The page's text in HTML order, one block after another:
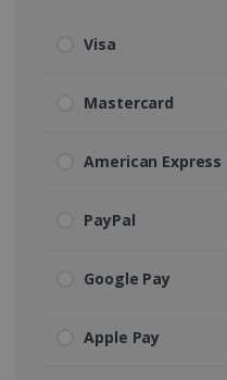
Visa
Mastercard
American Express
PayPal
Google Pay
Apple Pay